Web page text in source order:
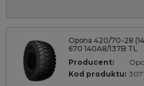
Opona 420/70-28
670 140A8/137B TL
Producent:
Kod produktu: